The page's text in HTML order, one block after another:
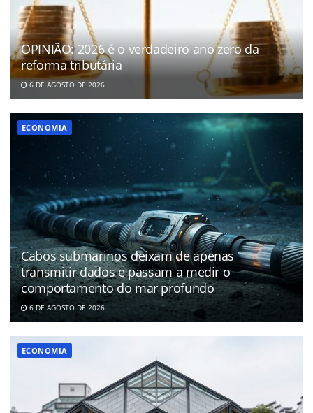
OPINIÃO: 2026 é o verdadeiro ano zero da
reforma tributária
6 DE AGOSTO DE 2026
ECONOMIA
Cabos submarinos deixam de apenas
transmitir dados e passam a medir o
comportamento do mar profundo
6 DE AGOSTO DE 2026
ECONOMIA